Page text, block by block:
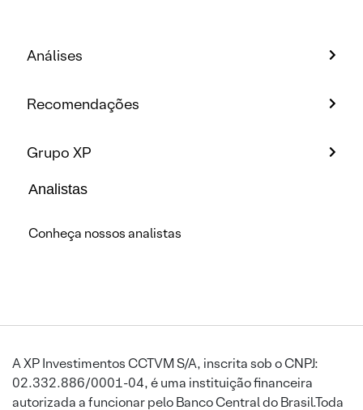
Análises
Recomendações
Grupo XP
Analistas
Conheça nossos analistas
A XP Investimentos CCTVM S/A, inscrita sob o CNPJ:
02.332.886/0001-04, é uma instituição financeira
autorizada a funcionar pelo Banco Central do Brasil.Toda